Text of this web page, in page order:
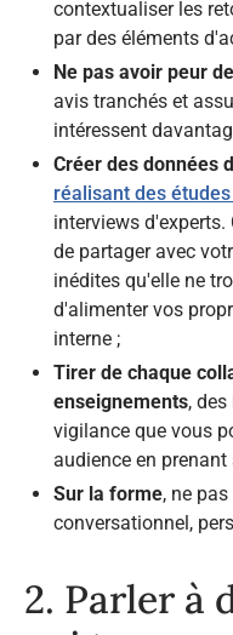
contextualiser les
par des éléments
Ne pas avoir peur
avis tranchés et
intéressent
Créer des données
réalisant des
interviews
de partager avec
inédites qu'elle ne
d'alimenter vos
interne ;
Tirer de chaque
enseignements,
vigilance que vous
audience en
Sur la forme, ne
conversationnel,
2. Parler à